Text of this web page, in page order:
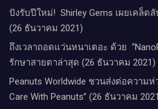
ปังรับปีใหม่​! ​ Shirley Gems เผยเคล็ด
(26 ธันวาคม 2021)
ถึงเวลาถอดแว่นหนาเตอะ ด้วย
รักษาสายตาล่าสุด (26 ธันวาคม 2021)
Peanuts Worldwide ชวนส่งต่อความห่
Care With Peanuts” (26 ธันวาคม